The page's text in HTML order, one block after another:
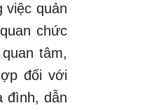
việc quản
chức
tâm,
đối với
đình, dẫn